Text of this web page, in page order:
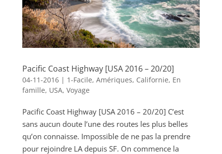
Pacific Coast Highway [USA 2016 – 20/20]
04-11-2016| 1-Facile, Amériques, Californie, En
famille, USA, Voyage
Pacific Coast Highway [USA 2016 – 20/20] C’est
sans aucun doute l’une des routes les plus belles
qu’on connaisse. Impossible de ne pas la prendre
pour rejoindre LA depuis SF. On commence la